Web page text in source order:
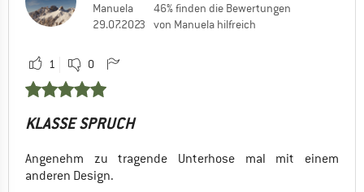
Manuela
29.07.2023
46% finden die Bewertungen
von Manuela hilfreich
1 0
KLASSE SPRUCH
Angenehm zu tragende Unterhose mal mit einem
anderen Design.